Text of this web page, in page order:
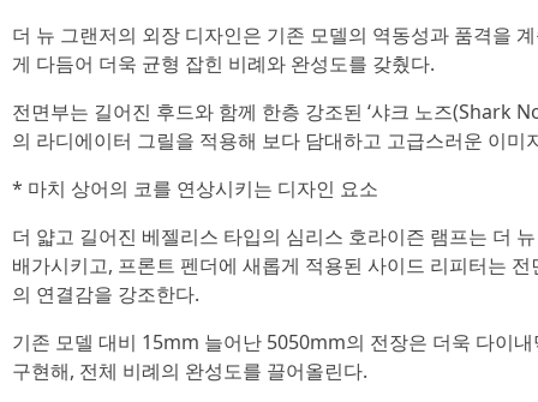
더 뉴 그랜저의 외장 디자인은 기존 모델의 역동성과 품격을
게 다듬어 더욱 균형 잡힌 비례와 완성도를 갖췄다.
전면부는 길어진 후드와 함께 한층 강조된 ‘샤크 노즈(Shark
의 라디에이터 그릴을 적용해 보다 담대하고 고급스러운 이미
* 마치 상어의 코를 연상시키는 디자인 요소
더 얇고 길어진 베젤리스 타입의 심리스 호라이즌 램프는 더
배가시키고, 프론트 펜더에 새롭게 적용된 사이드 리피터는
의 연결감을 강조한다.
기존 모델 대비 15mm 늘어난 5050mm의 전장은 더욱 다이
구현해, 전체 비례의 완성도를 끌어올린다.